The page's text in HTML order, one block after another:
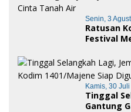
Senin, 3
Ratusan
Festival
Royong
Kamis, 30
Tinggal
Gantung